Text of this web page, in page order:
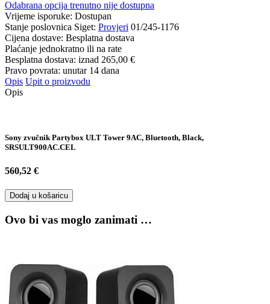
Odabrana opcija trenutno nije dostupna
Vrijeme isporuke: Dostupan
Stanje poslovnica Siget: Provjeri 01/245-1176
Cijena dostave: Besplatna dostava
Plaćanje jednokratno ili na rate
Besplatna dostava: iznad 265,00 €
Pravo povrata: unutar 14 dana
Opis Upit o proizvodu
Opis
Sony zvučnik Partybox ULT Tower 9AC, Bluetooth, Black,
SRSULT900AC.CEL
560,52 €
Dodaj u košaricu
Ovo bi vas moglo zanimati …